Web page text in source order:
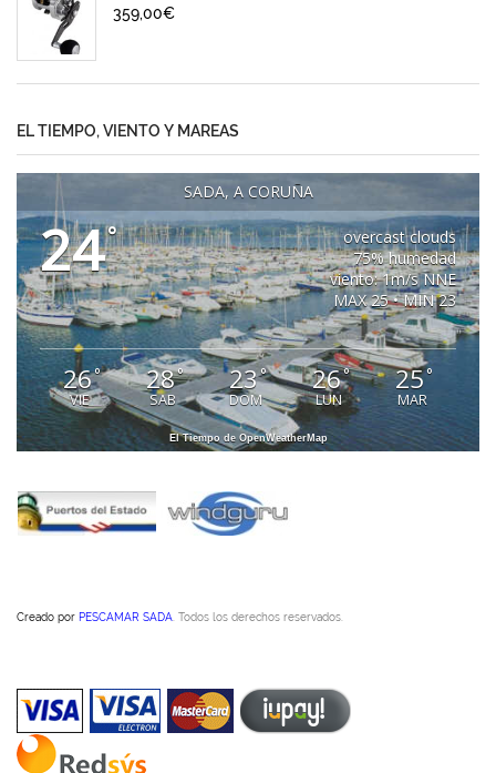
359,00€
EL TIEMPO, VIENTO Y MAREAS
SADA, A CORUÑA
24°
overcast clouds
75% humedad
viento: 1m/s NNE
MAX 25 • MIN 23
26°
VIE
28°
SAB
23°
DOM
26°
LUN
25°
MAR
El Tiempo de OpenWeatherMap
Creado por PESCAMAR SADA . Todos los derechos reservados.